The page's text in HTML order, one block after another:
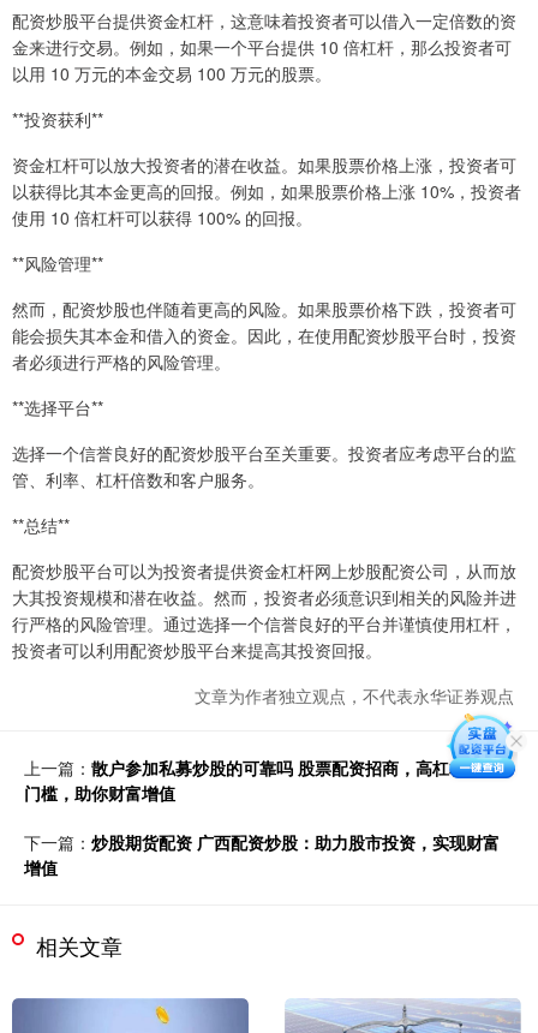
配资炒股平台提供资金杠杆，这意味着投资者可以借入一定倍数的资
金来进行交易。例如，如果一个平台提供 10 倍杠杆，那么投资者可
以用 10 万元的本金交易 100 万元的股票。
**投资获利**
资金杠杆可以放大投资者的潜在收益。如果股票价格上涨，投资者可
以获得比其本金更高的回报。例如，如果股票价格上涨 10%，投资者
使用 10 倍杠杆可以获得 100% 的回报。
**风险管理**
然而，配资炒股也伴随着更高的风险。如果股票价格下跌，投资者可
能会损失其本金和借入的资金。因此，在使用配资炒股平台时，投资
者必须进行严格的风险管理。
**选择平台**
选择一个信誉良好的配资炒股平台至关重要。投资者应考虑平台的监
管、利率、杠杆倍数和客户服务。
**总结**
配资炒股平台可以为投资者提供资金杠杆网上炒股配资公司，从而放
大其投资规模和潜在收益。然而，投资者必须意识到相关的风险并进
行严格的风险管理。通过选择一个信誉良好的平台并谨慎使用杠杆，
投资者可以利用配资炒股平台来提高其投资回报。
文章为作者独立观点，不代表永华证券观点
上一篇： 散户参加私募炒股的可靠吗 股票配资招商，高杠杆，低
门槛，助你财富增值
下一篇： 炒股期货配资 广西配资炒股：助力股市投资，实现财富
增值
相关文章